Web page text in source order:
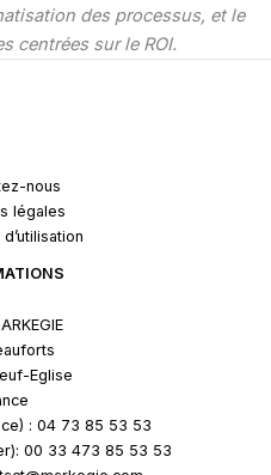
des processus, et le
centrées sur le ROI.
nous
légales
Eglise
: 04 73 85 53 53
00 33 473 85 53 53